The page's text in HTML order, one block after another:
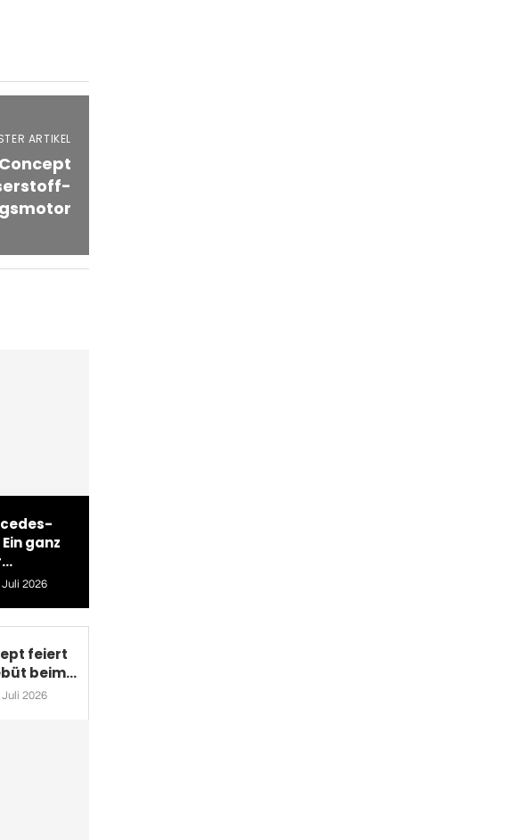
ARTIKEL
ganz
Juli 2026
feiert
beim...
Juli 2026